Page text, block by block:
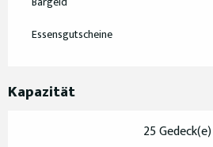
Essensgutscheine
Kapazität
25 Gedeck(e)